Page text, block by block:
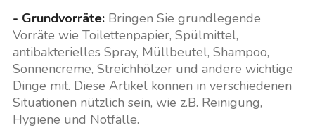
- Grundvorräte:Bringen Sie grundlegende
Vorräte wie Toilettenpapier, Spülmittel,
antibakterielles Spray, Müllbeutel, Shampoo,
Sonnencreme, Streichhölzer und andere wichtige
Dinge mit. Diese Artikel können in verschiedenen
Situationen nützlich sein, wie z.B. Reinigung,
Hygiene und Notfälle.